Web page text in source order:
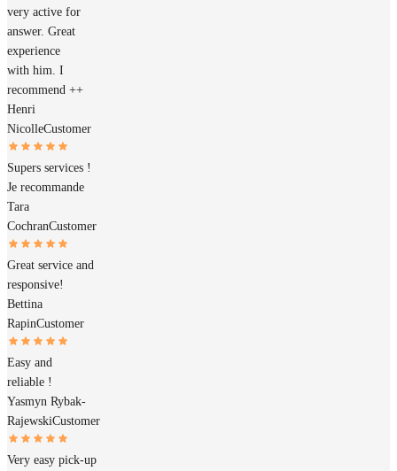
very active for
answer. Great
experience
with him. I
recommend ++
Henri
NicolleCustomer
Supers services !
Je recommande
Tara
CochranCustomer
Great service and
responsive!
Bettina
RapinCustomer
Easy and
reliable !
Yasmyn Rybak-
RajewskiCustomer
Very easy pick-up